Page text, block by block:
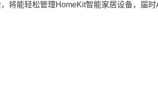
将能轻松管理HomeKit智能家居设备，届时